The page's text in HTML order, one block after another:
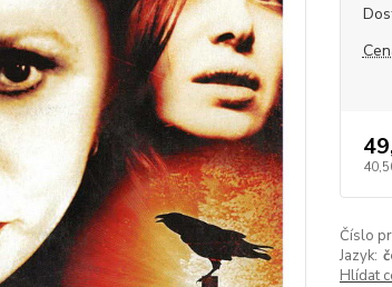
Číslo
Jazyk:
Hlídat